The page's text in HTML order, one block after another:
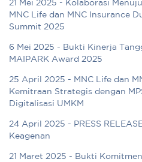
21 Mei 2025 - Kolaborasi
MNC Life dan MNC Insurance
Summit 2025
6 Mei 2025 - Bukti Kinerja
MAIPARK Award 2025
25 April 2025 - MNC Life dan
Kemitraan Strategis dengan
Digitalisasi UMKM
24 April 2025 - PRESS
Keagenan
21 Maret 2025 - Bukti